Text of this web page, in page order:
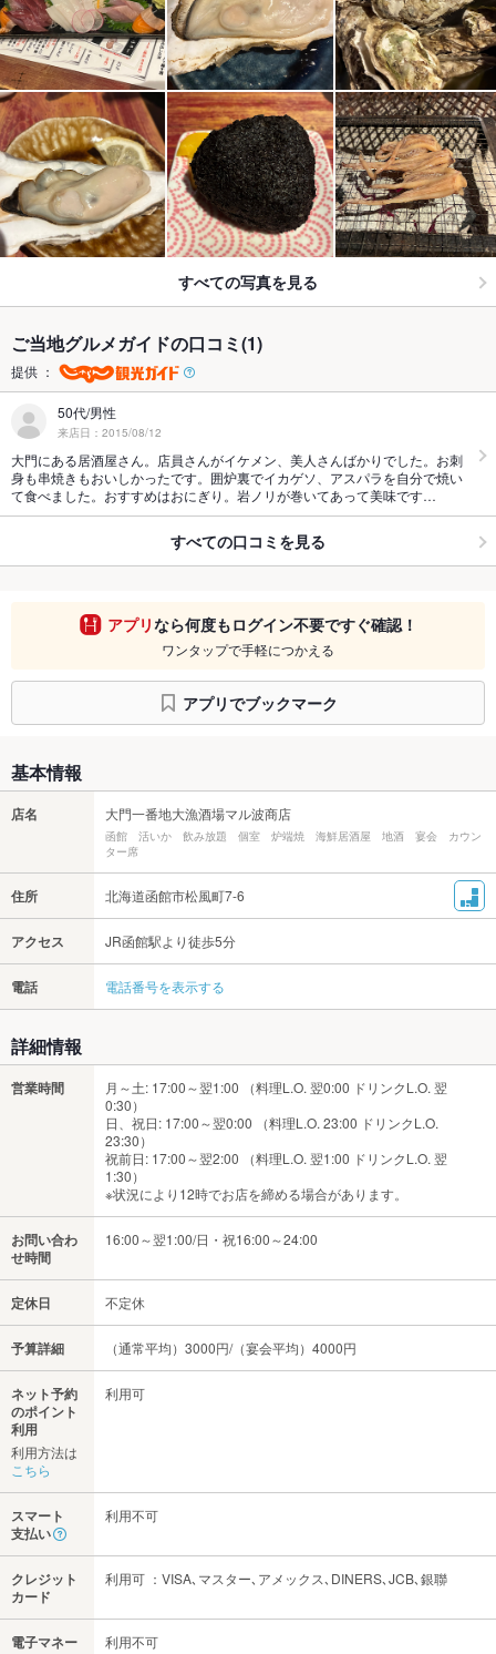
すべての写真を見る
ご当地グルメガイドの口コミ(1)
提供 ：
50代/男性
来店日：2015/08/12
大門にある居酒屋さん。店員さんがイケメン、美人さんばかりでした。お刺
身も串焼きもおいしかったです。囲炉裏でイカゲソ、アスパラを自分で焼い
て食べました。おすすめはおにぎり。岩ノリが巻いてあって美味です…
すべての口コミを見る
アプリなら何度もログイン不要ですぐ確認！
ワンタップで手軽につかえる
アプリでブックマーク
基本情報
店名 大門一番地大漁酒場マル波商店
函館 活いか 飲み放題 個室 炉端焼 海鮮居酒屋 地酒 宴会 カウン
ター席
住所 北海道函館市松風町7-6
アクセス JR函館駅より徒歩5分
電話 電話番号を表示する
詳細情報
営業時間
月～土: 17:00～翌1:00 （料理L.O. 翌0:00 ドリンクL.O. 翌
0:30）
日、祝日: 17:00～翌0:00 （料理L.O. 23:00 ドリンクL.O.
23:30）
祝前日: 17:00～翌2:00 （料理L.O. 翌1:00 ドリンクL.O. 翌
1:30）
※状況により12時でお店を締める場合があります。
お問い合わ
せ時間
16:00～翌1:00/日・祝16:00～24:00
定休日 不定休
予算詳細 （通常平均）3000円/（宴会平均）4000円
ネット予約
のポイント
利用
利用方法は
こちら
利用可
スマート
支払い
利用不可
クレジット
カード
利用可 ：VISA､マスター､アメックス､DINERS､JCB､銀聯
電子マネー 利用不可